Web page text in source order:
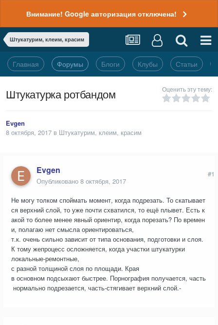
Внимание! Google авторизация отключена!
Штукатурим, клеим, красим
Главная Форумы Блоги Клубы Статьи
Штукатурка ротбандом Оценить эту тему:
Evgen
8 октября, 2017 в Штукатурим, клеим, красим
Evgen
Опубликовано 8 октября, 2017
#1
Не могу толком споймать момент, когда подрезать. То скатывает
ся верхний слой, то уже почти схватился, то ещё плывет. Есть к
акой то более менее явный ориентир, когда порезать? По времен
и, полагаю нет смысла ориентироваться,
т.к. очень сильно зависит от типа основания, подготовки и слоя.
К тому жепроцесс осложняется, когда участки штукатурки
локальные-ремонтные,
с разной толщиной слоя по площади. Края
в основном подсыхают быстрее. Порнография получается, часть
нормально подрезается, часть-стягивает верхний слой.-